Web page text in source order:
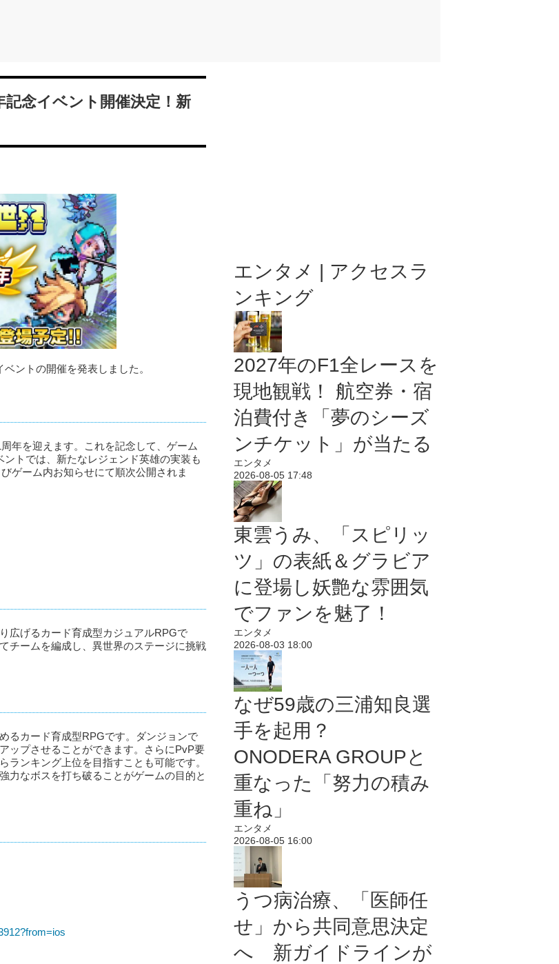
記念イベント開催決定！新
ントの開催を発表しました。
年を迎えます。これを記念して、ゲーム
トでは、新たなレジェンド英雄の実装も
ゲーム内お知らせにて順次公開されま
広げるカード育成型カジュアルRPGで
チームを編成し、異世界のステージに挑戦
るカード育成型RPGです。ダンジョンで
ップさせることができます。さらにPvP要
ンキング上位を目指すことも可能です。
力なボスを打ち破ることがゲームの目的と
エンタメ | アクセスラ
ンキング
2027年のF1全レースを
現地観戦！ 航空券・宿
泊費付き「夢のシーズ
ンチケット」が当たる
エンタメ
2026-08-05 17:48
東雲うみ、「スピリッ
ツ」の表紙＆グラビア
に登場し妖艶な雰囲気
でファンを魅了！
エンタメ
2026-08-03 18:00
なぜ59歳の三浦知良選
手を起用？
ONODERA GROUPと
重なった「努力の積み
重ね」
エンタメ
2026-08-05 16:00
うつ病治療、「医師任
せ」から共同意思決定
へ 新ガイドラインが